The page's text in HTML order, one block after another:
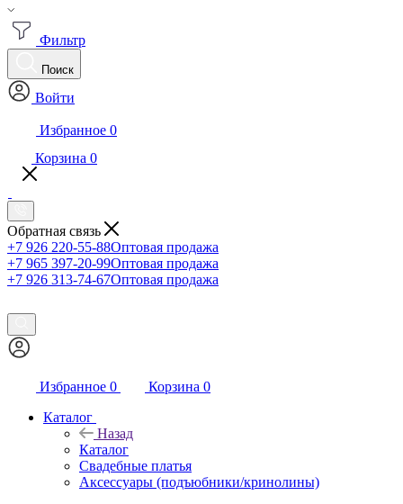
Фильтр
Поиск
Войти
Избранное 0
Корзина 0
Обратная связь
+7 926 220-55-88Оптовая продажа
+7 965 397-20-99Оптовая продажа
+7 926 313-74-67Оптовая продажа
Избранное 0 Корзина 0
Каталог
Назад
Каталог
Свадебные платья
Аксессуары (подъюбники/кринолины)